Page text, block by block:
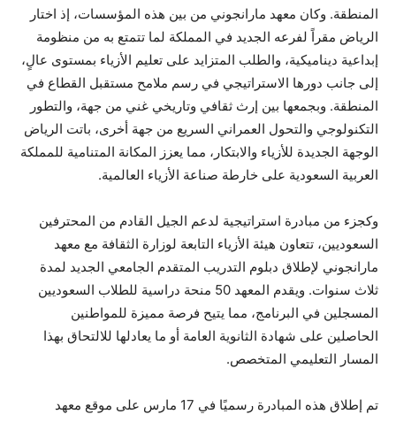
المنطقة. وكان معهد مارانجوني من بين هذه المؤسسات، إذ اختار
الرياض مقراً لفرعه الجديد في المملكة لما تتمتع به من منظومة
إبداعية ديناميكية، والطلب المتزايد على تعليم الأزياء بمستوى عالٍ،
إلى جانب دورها الاستراتيجي في رسم ملامح مستقبل القطاع في
المنطقة. وبجمعها بين إرث ثقافي وتاريخي غني من جهة، والتطور
التكنولوجي والتحول العمراني السريع من جهة أخرى، باتت الرياض
الوجهة الجديدة للأزياء والابتكار، مما يعزز المكانة المتنامية للمملكة
العربية السعودية على خارطة صناعة الأزياء العالمية.
وكجزء من مبادرة استراتيجية لدعم الجيل القادم من المحترفين
السعوديين، تتعاون هيئة الأزياء التابعة لوزارة الثقافة مع معهد
مارانجوني لإطلاق دبلوم التدريب المتقدم الجامعي الجديد لمدة
ثلاث سنوات. ويقدم المعهد 50 منحة دراسية للطلاب السعوديين
المسجلين في البرنامج، مما يتيح فرصة مميزة للمواطنين
الحاصلين على شهادة الثانوية العامة أو ما يعادلها للالتحاق بهذا
المسار التعليمي المتخصص.
تم إطلاق هذه المبادرة رسميًا في 17 مارس على موقع معهد